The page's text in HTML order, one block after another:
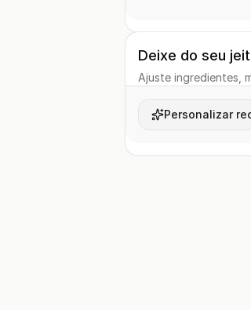
Deixe do seu
Ajuste ingredientes,
Personalizar